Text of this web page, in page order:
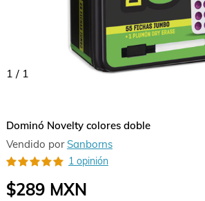
1 / 1
Dominó Novelty colores doble
Vendido por Sanborns
1 opinión
$289MXN